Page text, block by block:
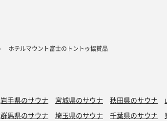
ホテルマウント富士のトントゥ協賛品
岩手県のサウナ 宮城県のサウナ 秋田県のサウナ
群馬県のサウナ 埼玉県のサウナ 千葉県のサウナ